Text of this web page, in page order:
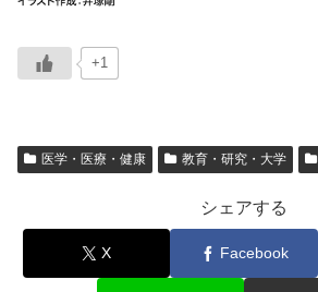
+1
医学・医療・健康 教育・研究・大学
シェアする
X Facebook